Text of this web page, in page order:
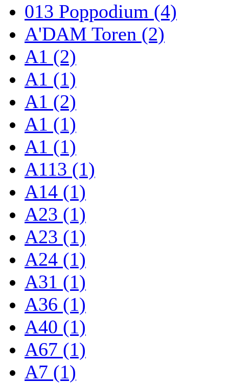
013 Poppodium (4)
A'DAM Toren (2)
A1 (2)
A1 (1)
A1 (2)
A1 (1)
A1 (1)
A113 (1)
A14 (1)
A23 (1)
A23 (1)
A24 (1)
A31 (1)
A36 (1)
A40 (1)
A67 (1)
A7 (1)